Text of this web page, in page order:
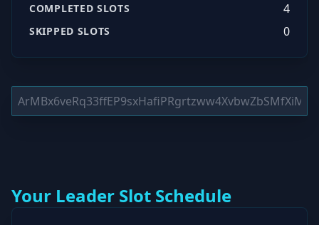
COMPLETED SLOTS 4
SKIPPED SLOTS 0
Your Leader Slot Schedule